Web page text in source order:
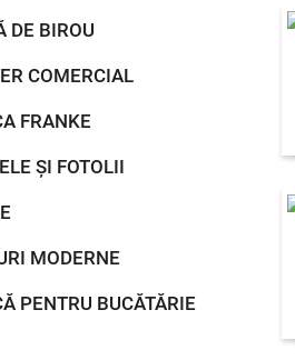
DE BIROU
COMERCIAL
FRANKE
ȘI FOTOLII
MODERNE
PENTRU BUCĂTĂRIE